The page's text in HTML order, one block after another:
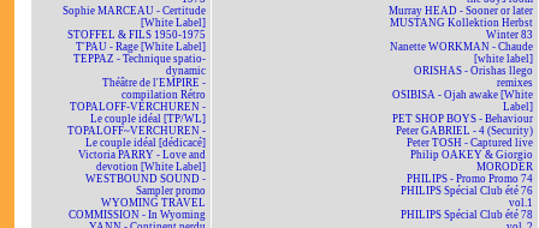
Sophie MARCEAU - Certitude
[White Label]
STOFFEL & FILS 1950-1975
T'PAU - Rage [White Label]
TEPPAZ - Technique spatio-
dynamic
Théâtre de l'EMPIRE -
compilation Rétro
TOPALOFF-VERCHUREN -
Le couple idéal [TP/WL]
TOPALOFF~VERCHUREN -
Le couple idéal [dédicacé]
Victoria PARRY - Love and
devotion [White Label]
WESTBOUND SOUND -
Sampler promo
WYOMING TRAVEL
COMMISSION - In Wyoming
Murray HEAD - Sooner or later
MUSTANG Kollektion Herbst
Winter 83
Nanette WORKMAN - Chaude
[white label]
ORISHAS - Orishas llego
remixes
OSIBISA - Ojah awake [White
Label]
PET SHOP BOYS - Behaviour
Peter GABRIEL - 4 (Security)
Peter TOSH - Captured live
Philip OAKEY & Giorgio
MORODER
PHILIPS - Promo Promo 74
PHILIPS Spécial Club été 76
vol.1
PHILIPS Spécial Club été 78